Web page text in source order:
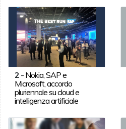
2- Nokia, SAP e
Microsoft, accordo
pluriennale su cloud e
intelligenza artificiale